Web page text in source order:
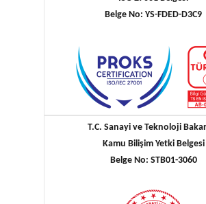
Belge No: YS-FDED-D3C9
T.C. Sanayi ve Teknoloji
Kamu Bilişim Yetki Belgesi
Belge No: STB01-3060